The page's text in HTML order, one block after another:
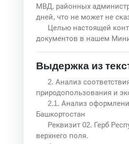
МВД, районных
дней, что не может не
Целью настоящей
документов в нашем
Выдержка из
2. Анализ
природопользования и
2.1. Анализ
Башкортостан
Реквизит 02. Герб
верхнего поля.